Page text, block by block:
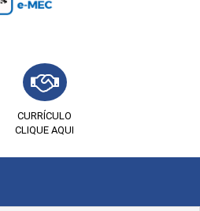
CURRÍCULO
CLIQUE AQUI